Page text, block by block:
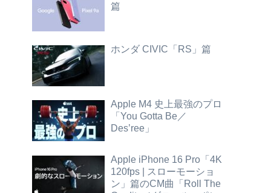
篇
ホンダ CIVIC「RS」篇
Apple M4 史上最強のプロ
「You Gotta Be／
Des’ree」
Apple iPhone 16 Pro「4K
120fps | スローモーショ
ン」篇のCM曲「Roll The